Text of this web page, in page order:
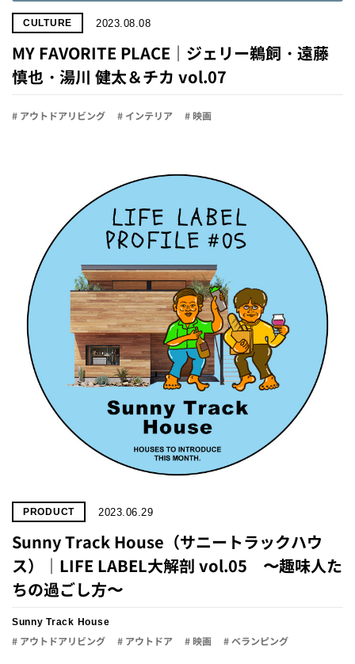
CULTURE 2023.08.08
MY FAVORITE PLACE｜ジェリー鵜飼・遠藤
慎也・湯川 健太＆チカ vol.07
# アウトドアリビング # インテリア # 映画
PRODUCT 2023.06.29
Sunny Track House（サニートラックハウ
ス）｜LIFE LABEL大解剖 vol.05 〜趣味人た
ちの過ごし方〜
Sunny Track House
# アウトドアリビング # アウトドア # 映画 # ベランピング